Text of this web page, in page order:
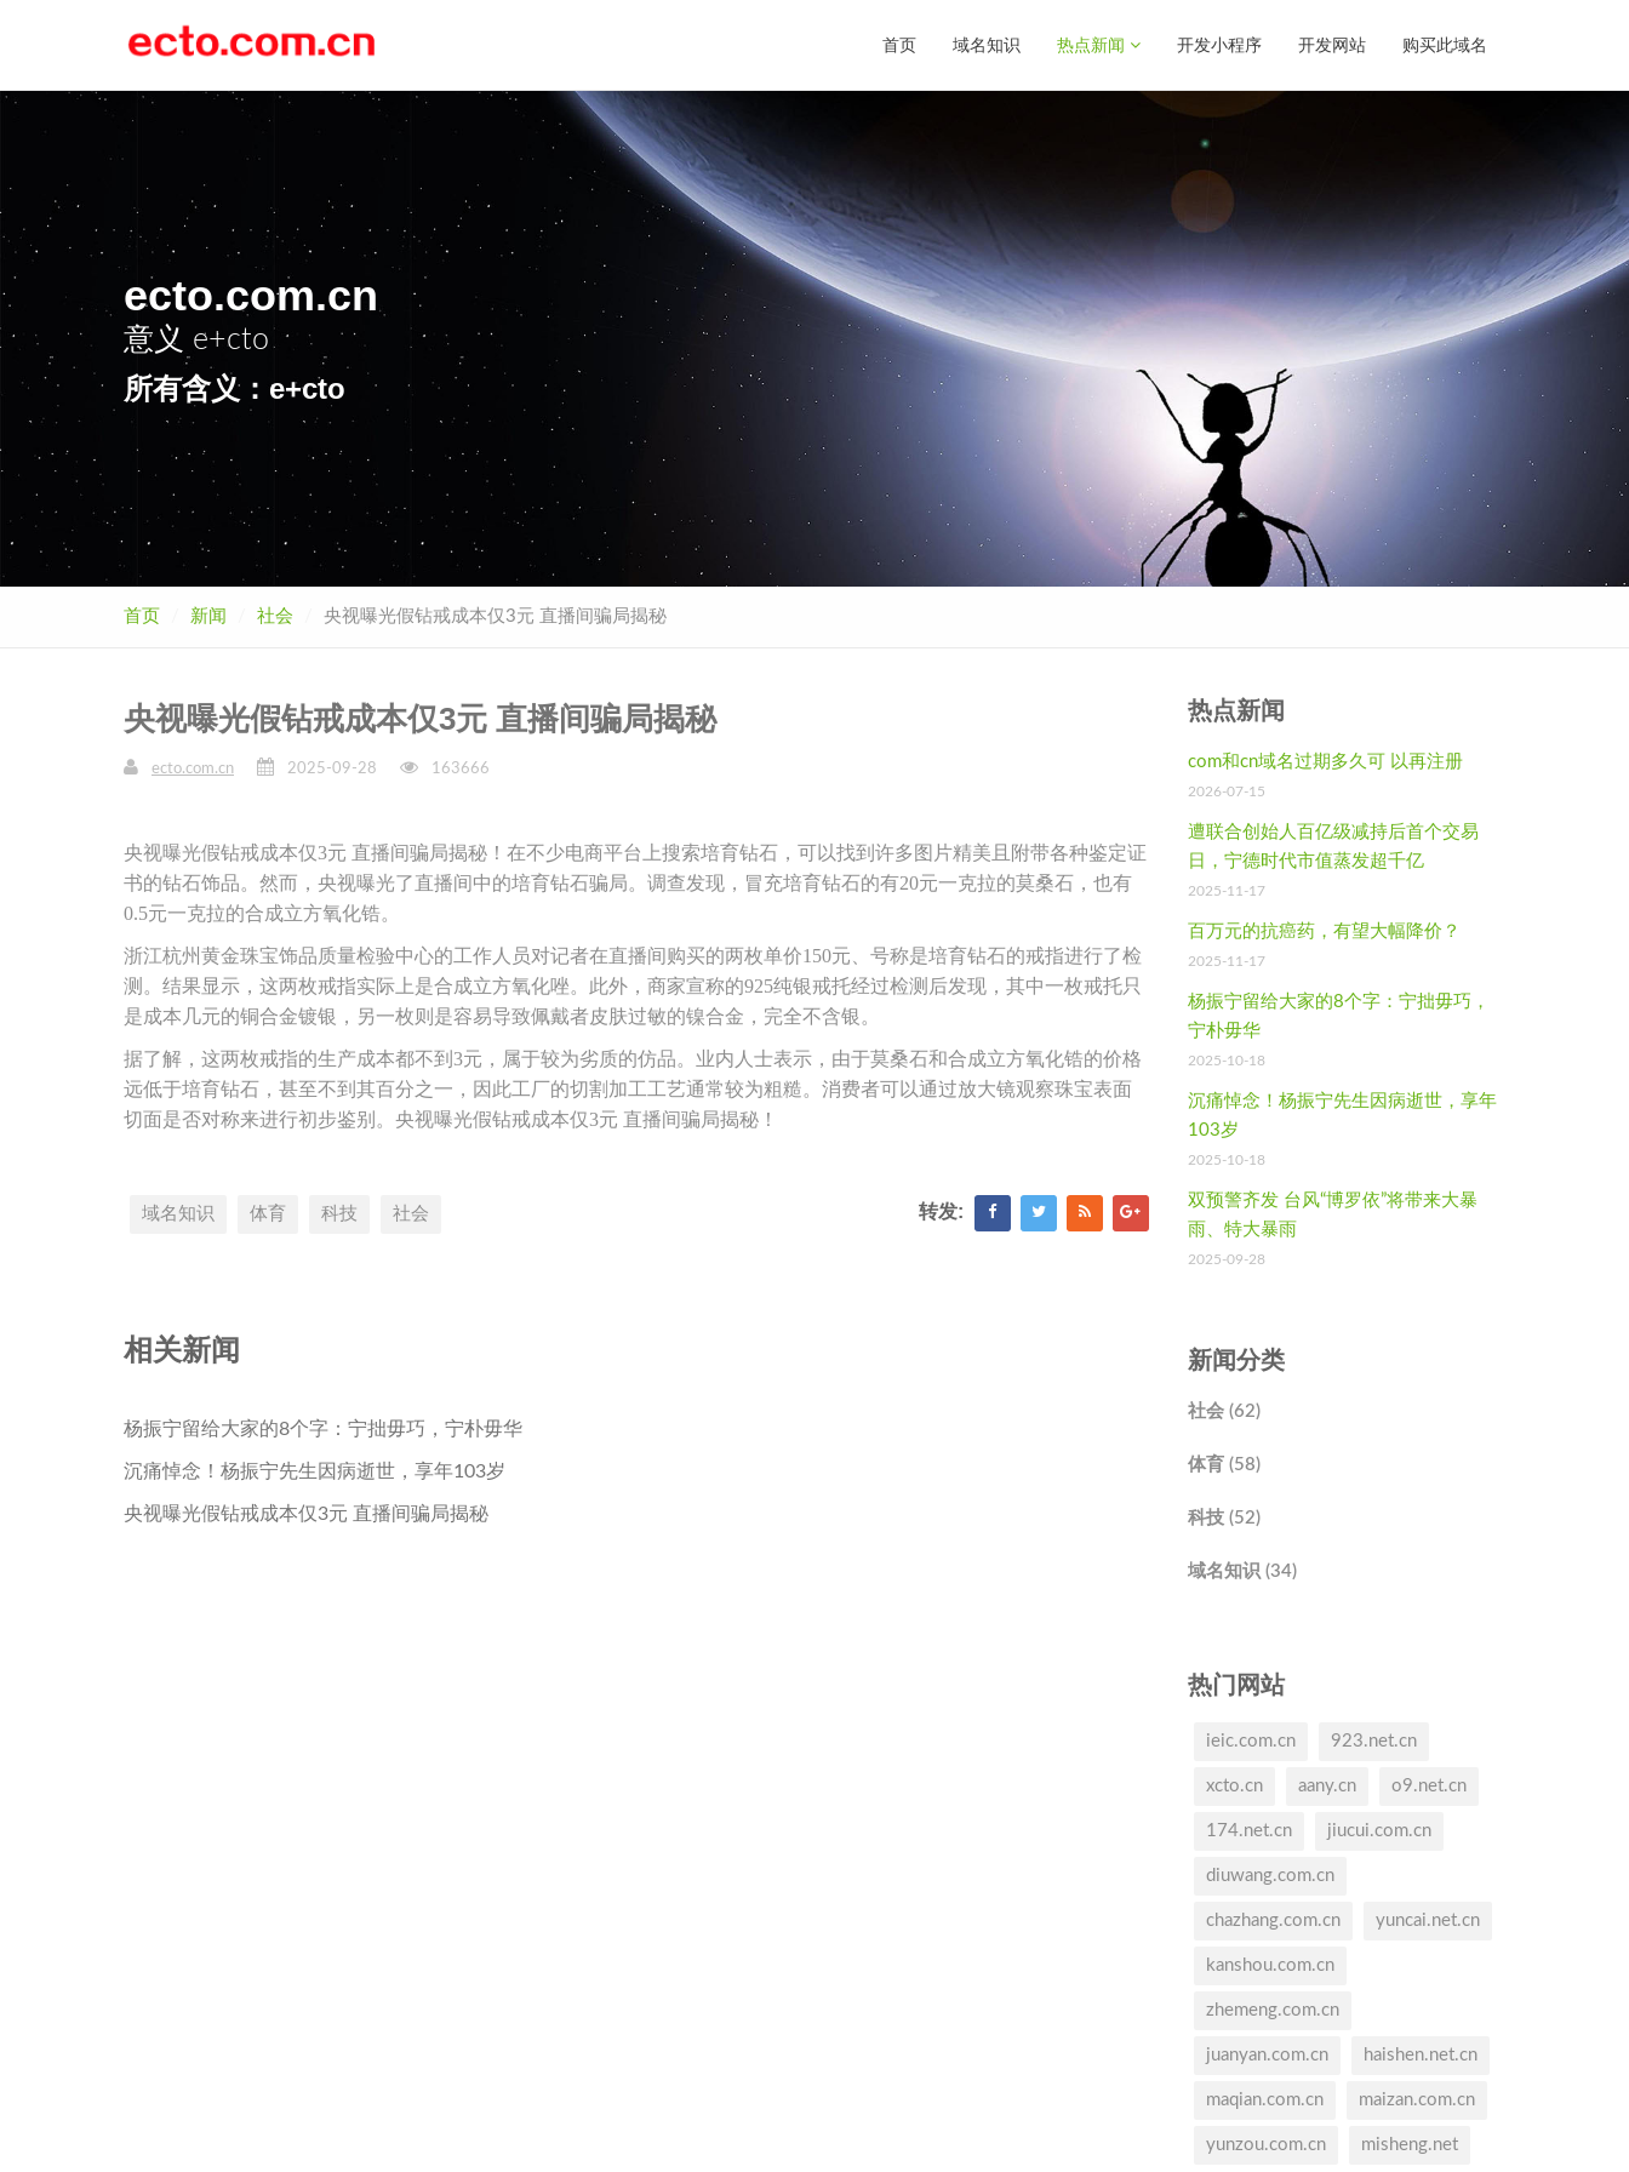
首页 域名知识 热点新闻 开发小程序 开发网站 购买此域名
ecto.com.cn
意义 e+cto
所有含义：e+cto
首页 新闻 社会 央视曝光假钻戒成本仅3元 直播间骗局揭秘
央视曝光假钻戒成本仅3元 直播间骗局揭秘
ecto.com.cn 2025-09-28 163666
央视曝光假钻戒成本仅3元 直播间骗局揭秘！在不少电商平台上搜索培育钻石，可以找到许多图片精美且附带各种鉴定证
书的钻石饰品。然而，央视曝光了直播间中的培育钻石骗局。调查发现，冒充培育钻石的有20元一克拉的莫桑石，也有
0.5元一克拉的合成立方氧化锆。
浙江杭州黄金珠宝饰品质量检验中心的工作人员对记者在直播间购买的两枚单价150元、号称是培育钻石的戒指进行了检
测。结果显示，这两枚戒指实际上是合成立方氧化唑。此外，商家宣称的925纯银戒托经过检测后发现，其中一枚戒托只
是成本几元的铜合金镀银，另一枚则是容易导致佩戴者皮肤过敏的镍合金，完全不含银。
据了解，这两枚戒指的生产成本都不到3元，属于较为劣质的仿品。业内人士表示，由于莫桑石和合成立方氧化锆的价格
远低于培育钻石，甚至不到其百分之一，因此工厂的切割加工工艺通常较为粗糙。消费者可以通过放大镜观察珠宝表面
切面是否对称来进行初步鉴别。央视曝光假钻戒成本仅3元 直播间骗局揭秘！
域名知识 体育 科技 社会 转发:
相关新闻
杨振宁留给大家的8个字：宁拙毋巧，宁朴毋华
沉痛悼念！杨振宁先生因病逝世，享年103岁
央视曝光假钻戒成本仅3元 直播间骗局揭秘
热点新闻
com和cn域名过期多久可 以再注册
2026-07-15
遭联合创始人百亿级减持后首个交易
日，宁德时代市值蒸发超千亿
2025-11-17
百万元的抗癌药，有望大幅降价？
2025-11-17
杨振宁留给大家的8个字：宁拙毋巧，
宁朴毋华
2025-10-18
沉痛悼念！杨振宁先生因病逝世，享年
103岁
2025-10-18
双预警齐发 台风“博罗依”将带来大暴
雨、特大暴雨
2025-09-28
新闻分类
社会 (62)
体育 (58)
科技 (52)
域名知识 (34)
热门网站
ieic.com.cn 923.net.cn
xcto.cn aany.cn o9.net.cn
174.net.cn jiucui.com.cn
diuwang.com.cn
chazhang.com.cn yuncai.net.cn
kanshou.com.cn
zhemeng.com.cn
juanyan.com.cn haishen.net.cn
maqian.com.cn maizan.com.cn
yunzou.com.cn misheng.net